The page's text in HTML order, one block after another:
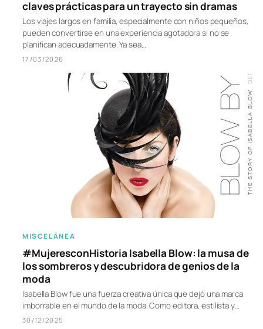
claves prácticas para un trayecto sin dramas
Los viajes largos en familia, especialmente con niños pequeños,
pueden convertirse en una experiencia agotadora si no se
planifican adecuadamente. Ya sea…
17/03/2026
MISCELÁNEA
#MujeresconHistoria Isabella Blow: la musa de
los sombreros y descubridora de genios de la
moda
Isabella Blow fue una fuerza creativa única que dejó una marca
imborrable en el mundo de la moda. Como editora, estilista y…
30/12/2025